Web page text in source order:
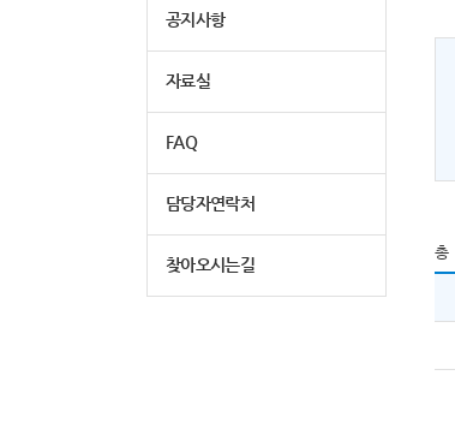
공지사항
자료실
FAQ
담당자연락처
찾아오시는길
총